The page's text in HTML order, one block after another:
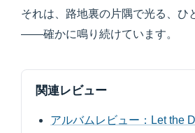
それは、路地裏の片隅で光る、ひ
——確かに鳴り続けています。
関連レビュー
アルバムレビュー：Let the